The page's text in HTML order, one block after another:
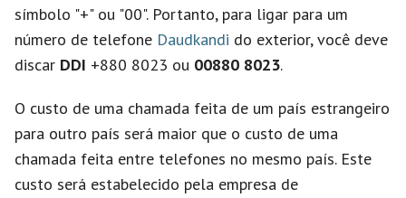
símbolo "+" ou "00". Portanto, para ligar para um
número de telefone Daudkandi do exterior, você deve
discar DDI +880 8023 ou 00880 8023.
O custo de uma chamada feita de um país estrangeiro
para outro país será maior que o custo de uma
chamada feita entre telefones no mesmo país. Este
custo será estabelecido pela empresa de